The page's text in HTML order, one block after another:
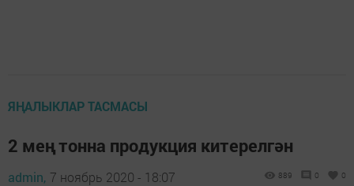
ЯҢАЛЫКЛАР ТАСМАСЫ
2 мең тонна продукция китерелгән
admin, 7 ноябрь 2020 - 18:07 889 0 0